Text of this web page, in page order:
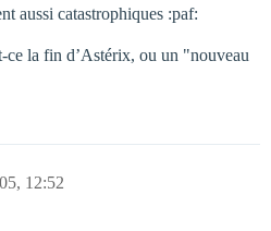
aussi catastrophiques :paf:
ce la fin d’Astérix, ou un "nouveau
12:52